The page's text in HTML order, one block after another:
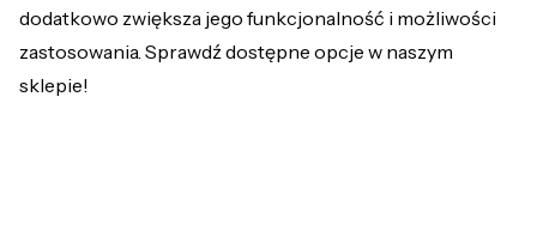
dodatkowo zwiększa jego funkcjonalność i możliwości
zastosowania. Sprawdź dostępne opcje w naszym
sklepie!